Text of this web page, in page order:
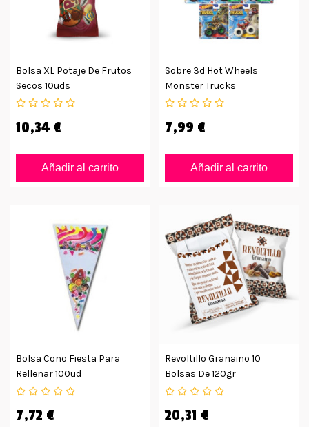
Bolsa XL Potaje De Frutos
Secos 10uds
10,34 €
Añadir al carrito
Sobre 3d Hot Wheels
Monster Trucks
7,99 €
Añadir al carrito
Bolsa Cono Fiesta Para
Rellenar 100ud
7,72 €
Revoltillo Granaino 10
Bolsas De 120gr
20,31 €